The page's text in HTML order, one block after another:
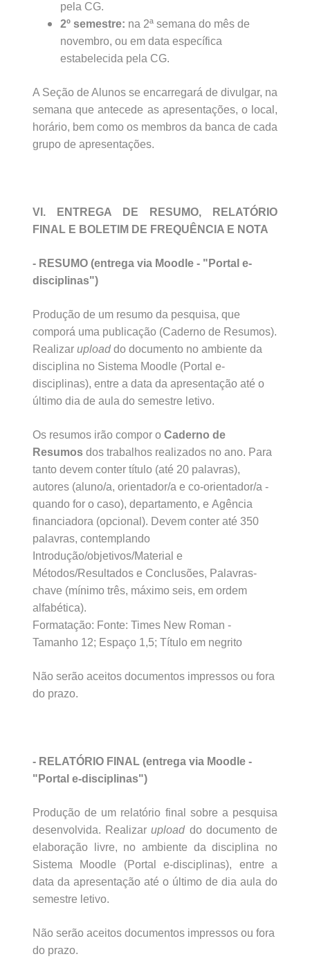
pela CG.
2º semestre: na 2ª semana do mês de
novembro, ou em data específica
estabelecida pela CG.
A Seção de Alunos se encarregará de divulgar, na
semana que antecede as apresentações, o local,
horário, bem como os membros da banca de cada
grupo de apresentações.
VI. ENTREGA DE RESUMO, RELATÓRIO
FINAL E BOLETIM DE FREQUÊNCIA E NOTA
- RESUMO (entrega via Moodle - "Portal e-
disciplinas")
Produção de um resumo da pesquisa, que
comporá uma publicação (Caderno de Resumos).
Realizar uploaddo documento no ambiente da
disciplina no Sistema Moodle (Portal e-
disciplinas), entre a data da apresentação até o
último dia de aula do semestre letivo.
Os resumos irão compor o Caderno de
Resumos dos trabalhos realizados no ano. Para
tanto devem conter título (até 20 palavras),
autores (aluno/a, orientador/a e co-orientador/a -
quando for o caso), departamento, e Agência
financiadora (opcional). Devem conter até 350
palavras, contemplando
Introdução/objetivos/Material e
Métodos/Resultados e Conclusões, Palavras-
chave (mínimo três, máximo seis, em ordem
alfabética).
Formatação: Fonte: Times New Roman -
Tamanho 12; Espaço 1,5; Título em negrito
Não serão aceitos documentos impressos ou fora
do prazo.
- RELATÓRIO FINAL (entrega via Moodle -
"Portal e-disciplinas")
Produção de um relatório final sobre a pesquisa
desenvolvida. Realizaruploaddo documento de
elaboração livre, no ambiente da disciplina no
Sistema Moodle (Portal e-disciplinas), entre a
data da apresentação até o último de dia aula do
semestre letivo.
Não serão aceitos documentos impressos ou fora
do prazo.